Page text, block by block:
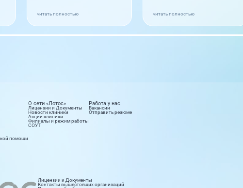
читать полностью читать полностью
помощи
О сети «Лотос»
Лицензии и Документы
Новости клиники
Акции клиники
Филиалы и режим работы
СОУТ
Работа у нас
Вакансии
Отправить резюме
Лицензии и Документы
Контакты вышестоящих организаций
15 направлений